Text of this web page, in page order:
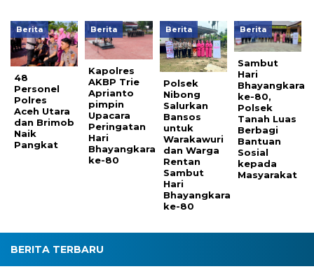
Berita
48
Personel
Polres
Aceh Utara
dan Brimob
Naik
Pangkat
Berita
Kapolres
AKBP Trie
Aprianto
pimpin
Upacara
Peringatan
Hari
Bhayangkara
ke-80
Berita
Polsek
Nibong
Salurkan
Bansos
untuk
Warakawuri
dan Warga
Rentan
Sambut
Hari
Bhayangkara
ke-80
Berita
Sambut
Hari
Bhayangkara
ke-80,
Polsek
Tanah Luas
Berbagi
Bantuan
Sosial
kepada
Masyarakat
BERITA TERBARU